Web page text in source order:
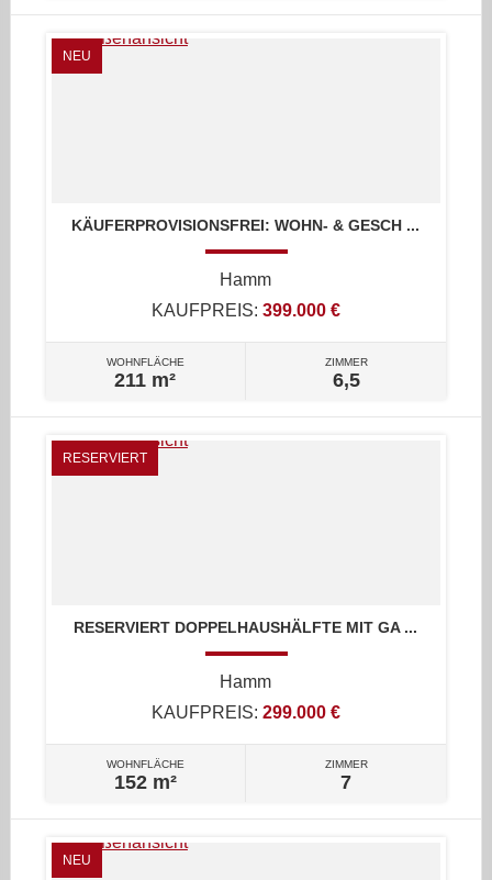
NEU
KÄUFERPROVISIONSFREI: WOHN- & GESCH ...
Hamm
KAUFPREIS: 399.000 €
WOHNFLÄCHE
211 m²
ZIMMER
6,5
RESERVIERT
RESERVIERT DOPPELHAUSHÄLFTE MIT GA ...
Hamm
KAUFPREIS: 299.000 €
WOHNFLÄCHE
152 m²
ZIMMER
7
NEU